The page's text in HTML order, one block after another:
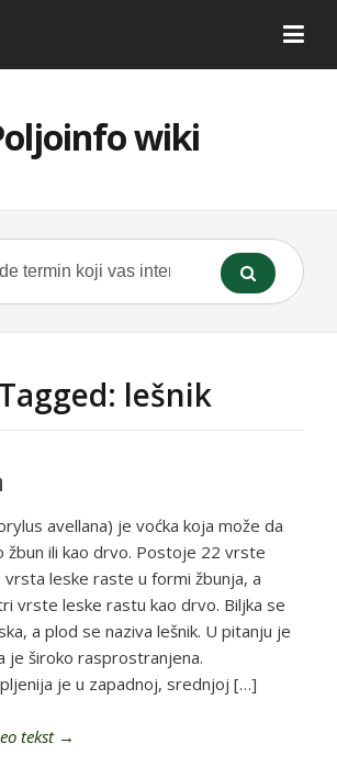
wiki
lešnik
avellana) je voćka koja može da
žbun ili kao drvo. Postoje 22 vrste
vrsta leske raste u formi žbunja, a
vrste leske rastu kao drvo. Biljka se
a plod se naziva lešnik. U pitanju je
je široko rasprostranjena.
je u zapadnoj, srednjoj […]
tekst→